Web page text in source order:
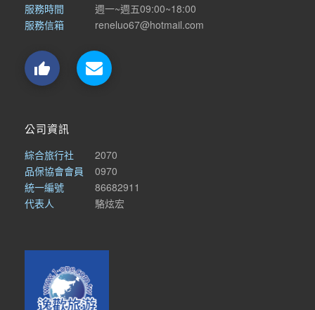
服務時間
週一~週五09:00~18:00
服務信箱
reneluo67@hotmail.com

公司資訊
綜合旅行社
2070
品保協會會員
0970
統一編號
86682911
代表人
駱炫宏